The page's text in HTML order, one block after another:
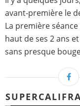
avant-première le
La première
haut de ses 2 ans
sans presque